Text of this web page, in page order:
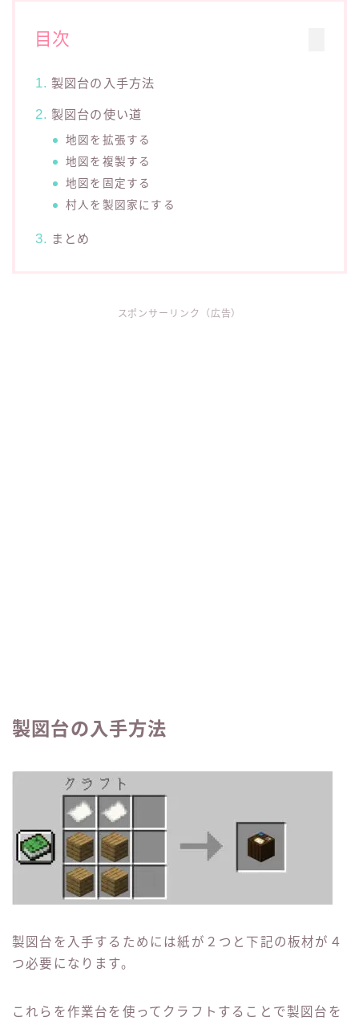
目次
製図台の入手方法
製図台の使い道
地図を拡張する
地図を複製する
地図を固定する
村人を製図家にする
まとめ
スポンサーリンク（広告）
製図台の入手方法
製図台を入手するためには紙が２つと下記の板材が４
つ必要になります。
これらを作業台を使ってクラフトすることで製図台を